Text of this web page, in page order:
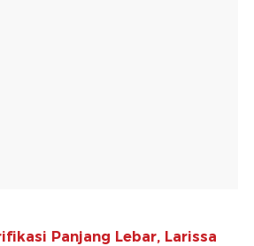
Panjang Lebar, Larissa